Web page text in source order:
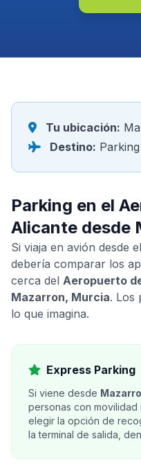
Tu ubicación:
Destino:
Parking en el
Alicante desde
Si viaja en avión desde el
debería comparar los
cerca del Aeropuerto
Mazarron, Murcia. Los
lo que imagina.
Express Parking
Si viene desde
personas con
elegir la opción de
la terminal de salida,